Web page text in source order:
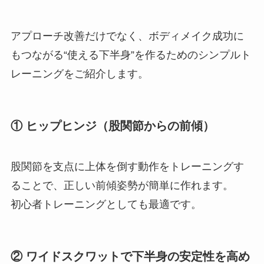
アプローチ改善だけでなく、ボディメイク成功に
もつながる“使える下半身”を作るためのシンプルト
レーニングをご紹介します。
① ヒップヒンジ（股関節からの前傾）
股関節を支点に上体を倒す動作をトレーニングす
ることで、正しい前傾姿勢が簡単に作れます。
初心者トレーニングとしても最適です。
② ワイドスクワットで下半身の安定性を高め